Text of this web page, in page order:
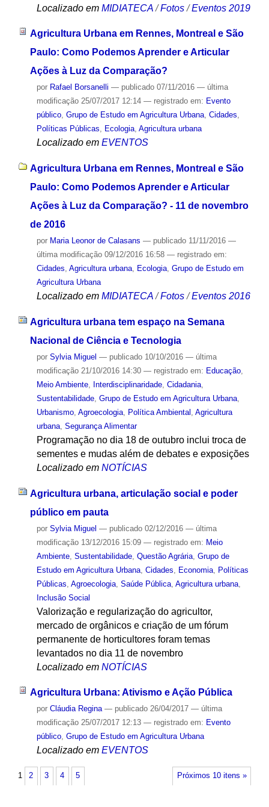
Localizado em MIDIATECA /Fotos /Eventos 2019
Agricultura Urbana em Rennes, Montreal e São
Paulo: Como Podemos Aprender e Articular
Ações à Luz da Comparação?
por Rafael Borsanelli — publicado07/11/2016 — última
modificação25/07/2017 12:14 — registrado em: Evento
público, Grupo de Estudo em Agricultura Urbana, Cidades,
Políticas Públicas, Ecologia, Agricultura urbana
Localizado em EVENTOS
Agricultura Urbana em Rennes, Montreal e São
Paulo: Como Podemos Aprender e Articular
Ações à Luz da Comparação? - 11 de novembro
de 2016
por Maria Leonor de Calasans — publicado11/11/2016 —
última modificação09/12/2016 16:58 — registrado em:
Cidades, Agricultura urbana, Ecologia, Grupo de Estudo em
Agricultura Urbana
Localizado em MIDIATECA /Fotos /Eventos 2016
Agricultura urbana tem espaço na Semana
Nacional de Ciência e Tecnologia
por Sylvia Miguel — publicado10/10/2016 — última
modificação21/10/2016 14:30 — registrado em: Educação,
Meio Ambiente, Interdisciplinaridade, Cidadania,
Sustentabilidade, Grupo de Estudo em Agricultura Urbana,
Urbanismo, Agroecologia, Política Ambiental
Agricultura
urbana, Segurança Alimentar
Programação no dia 18 de outubro inclui troca de
sementes e mudas além de debates e exposições
Localizado em NOTÍCIAS
Agricultura urbana, articulação social e poder
público em pauta
por Sylvia Miguel — publicado02/12/2016 — última
modificação13/12/2016 15:09 — registrado em: Meio
Ambiente, Sustentabilidade, Questão Agrária, Grupo de
Estudo em Agricultura Urbana, Cidades Economia, Políticas
Públicas Agroecologia, Saúde Pública, Agricultura urbana,
Inclusão Social
Valorização e regularização do agricultor,
mercado de orgânicos e criação de um fórum
permanente de horticultores foram temas
levantados no dia 11 de novembro
Localizado em NOTÍCIAS
Agricultura Urbana: Ativismo e Ação Pública
por Cláudia Regina — publicado26/04/2017 — última
modificação25/07/2017 12:13 — registrado em: Evento
público, Grupo de Estudo em Agricultura Urbana
Localizado em EVENTOS
Próximos 10 itens »
1 2 3 4 5